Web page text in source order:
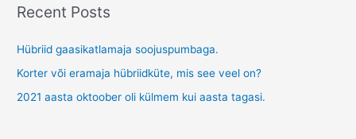
r
o
Recent Posts
Hübriid gaasikatlamaja soojuspumbaga.
Korter või eramaja hübriidküte, mis see veel on?
2021 aasta oktoober oli külmem kui aasta tagasi.